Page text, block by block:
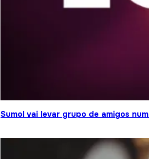
Sumol vai levar grupo de amigos